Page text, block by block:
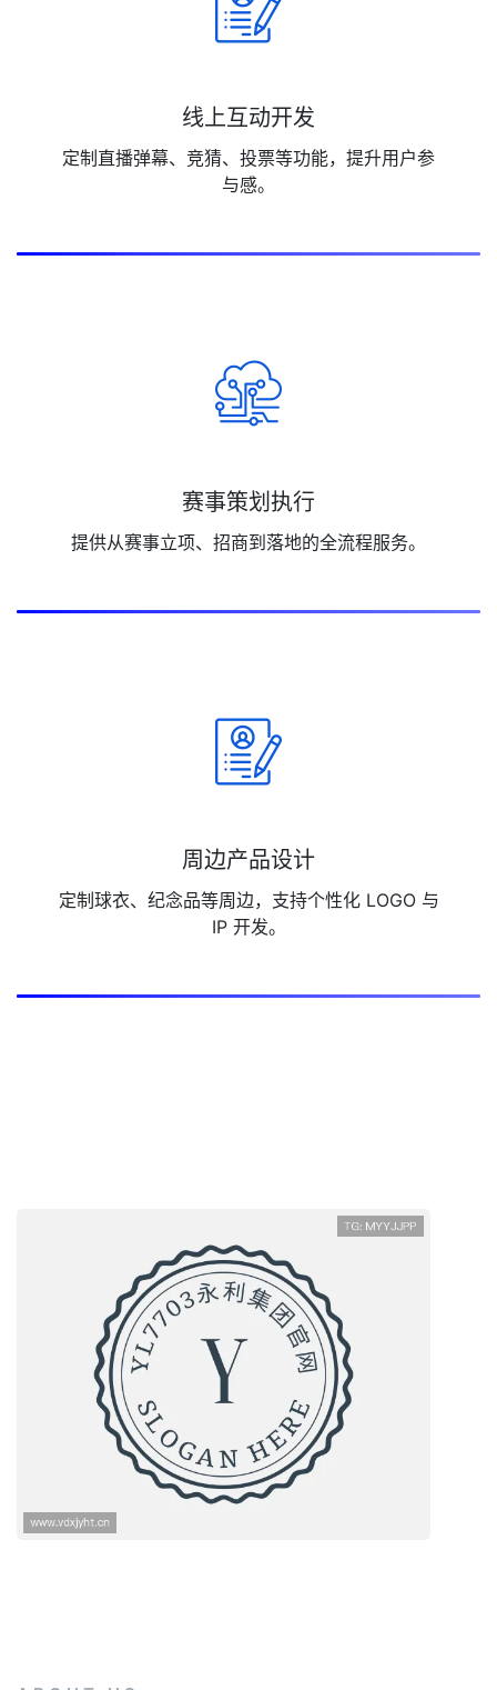
线上互动开发
定制直播弹幕、竞猜、投票等功能，提升用户参
与感。
赛事策划执行
提供从赛事立项、招商到落地的全流程服务。
周边产品设计
定制球衣、纪念品等周边，支持个性化 LOGO 与
IP 开发。